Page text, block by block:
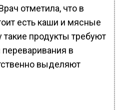
отметила, что в
есть каши и мясные
такие продукты требуют
в
выделяют